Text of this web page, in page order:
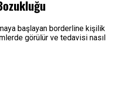
başlayan borderline kişilik
görülür ve tedavisi nasıl